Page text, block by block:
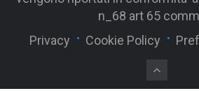
n_68 art 65
Privacy
Cookie Policy